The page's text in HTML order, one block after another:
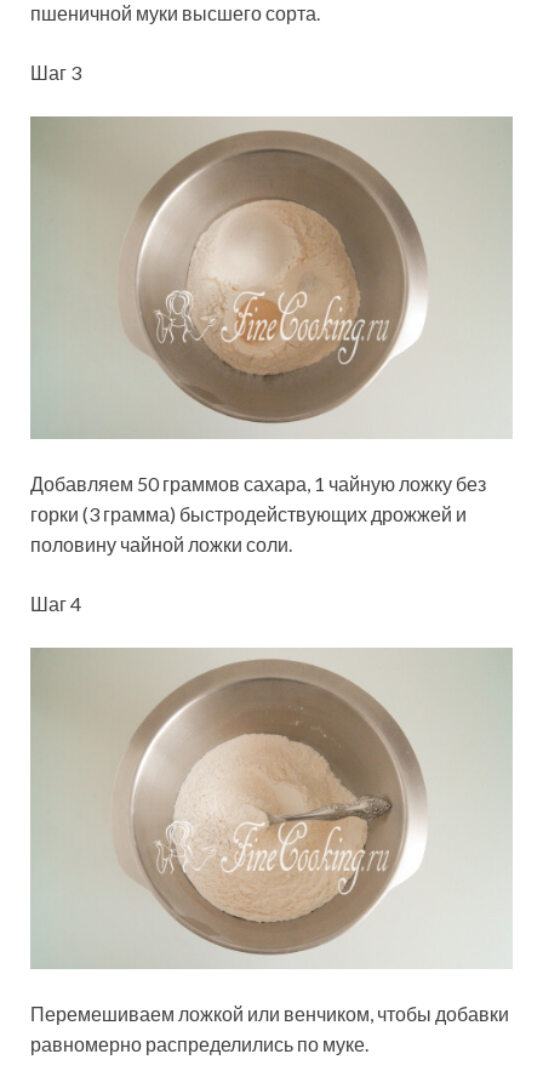
пшеничной муки высшего сорта.
Шаг 3
Добавляем 50 граммов сахара, 1 чайную ложку без
горки (3 грамма) быстродействующих дрожжей и
половину чайной ложки соли.
Шаг 4
Перемешиваем ложкой или венчиком, чтобы добавки
равномерно распределились по муке.